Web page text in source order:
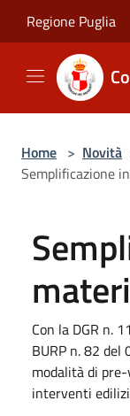
Regione Puglia
Home > Novità
Semplificazione
Con la DGR n.
BURP n. 82
modalità di
interventi